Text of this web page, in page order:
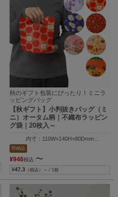
秋のギフト包装にぴったり！ミニラ
ッピングバッグ
【秋ギフト】小判抜きバッグ（ミ
ニ）オータム柄｜不織布ラッピン
グ袋｜20枚入～
内寸：110W×140H×80Dmm
外寸：110W×190H×80Dmm
即納品
¥946税込 〜
¥47.3 （税込）～ ⁄ 1枚